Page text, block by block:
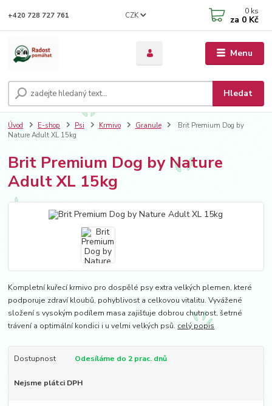
Menu
CZK
Hledat
+420 728 727 761 0 ks
za 0 Kč
Úvod E-shop Psi Krmivo Granule
Brit Premium Dog by
Nature Adult XL 15kg
Brit Premium Dog by Nature
Adult XL 15kg
Kompletní kuřecí krmivo pro dospělé psy extra velkých plemen, které
podporuje zdraví kloubů, pohyblivost a celkovou vitalitu. Vyvážené
složení s vysokým podílem masa zajišťuje dobrou chutnost, šetrné
trávení a optimální kondici i u velmi velkých psů. celý popis
Dostupnost Odesíláme do 2 prac. dnů
Nejsme plátci DPH